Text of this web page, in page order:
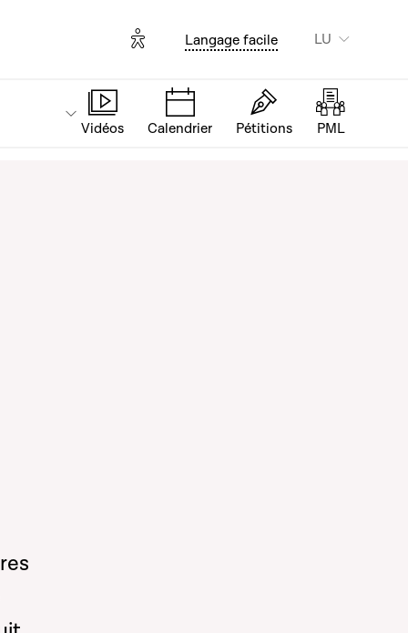
Options d'accessibilité
Langage facile LU
Vidéos Calendrier Pétitions PML